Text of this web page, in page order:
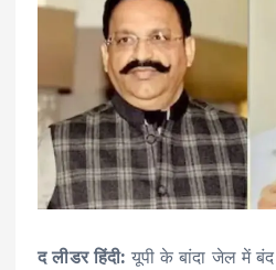
द लीडर हिंदी: यूपी के बांदा जेल में बंद